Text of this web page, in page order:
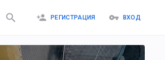
РЕГИСТРАЦИЯ ВХОД